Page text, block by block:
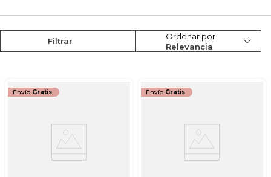
Filtrar
Ordenar por
Relevancia
Envío Gratis Envío Gratis